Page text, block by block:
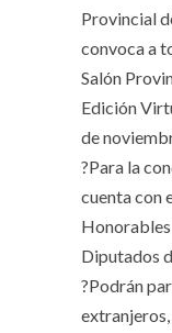
Provincial
convoca a
Salón
Edición
de
?Para la
cuenta con
Honorables
Diputados
?Podrán